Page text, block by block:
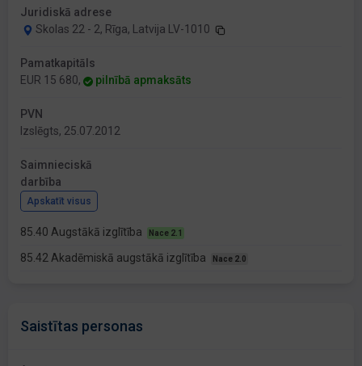
Juridiskā adrese
Skolas 22 - 2, Rīga, Latvija LV-1010
Pamatkapitāls
EUR 15 680,
pilnībā apmaksāts
PVN
Izslēgts, 25.07.2012
Saimnieciskā
darbība
Apskatīt visus
85.40 Augstākā izglītība Nace 2.1
85.42 Akadēmiskā augstākā izglītība Nace 2.0
Saistītas personas